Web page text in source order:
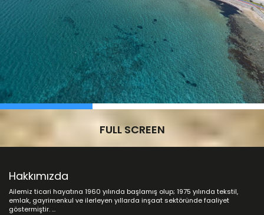
FULL SCREEN
Hakkımızda
Ailemiz ticari hayatına 1960 yılında başlamış olup; 1975 yılında tekstil,
emlak, gayrimenkul ve ilerleyen yıllarda inşaat sektöründe faaliyet
göstermiştir. ...